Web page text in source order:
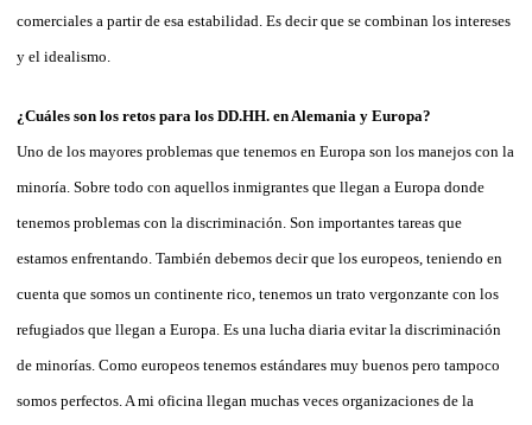
comerciales a partir de esa estabilidad. Es decir que se combinan los intereses
y el idealismo.
¿Cuáles son los retos para los DD.HH. en Alemania y Europa?
Uno de los mayores problemas que tenemos en Europa son los manejos con la
minoría. Sobre todo con aquellos inmigrantes que llegan a Europa donde
tenemos problemas con la discriminación. Son importantes tareas que
estamos enfrentando. También debemos decir que los europeos, teniendo en
cuenta que somos un continente rico, tenemos un trato vergonzante con los
refugiados que llegan a Europa. Es una lucha diaria evitar la discriminación
de minorías. Como europeos tenemos estándares muy buenos pero tampoco
somos perfectos. A mi oficina llegan muchas veces organizaciones de la